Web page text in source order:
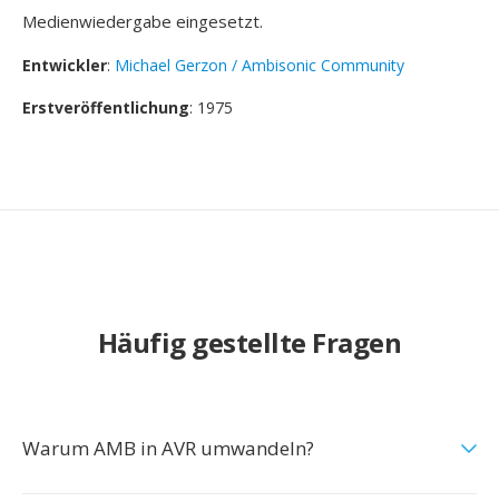
Medienwiedergabe eingesetzt.
Entwickler: Michael Gerzon / Ambisonic Community
Erstveröffentlichung: 1975
Häufig gestellte Fragen
Warum AMB in AVR umwandeln?